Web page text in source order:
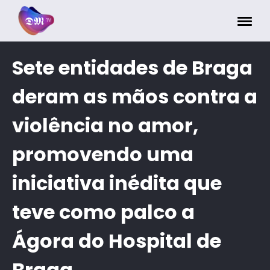
Sete entidades de Braga
deram as mãos contra a
violência no amor,
promovendo uma
iniciativa inédita que
teve como palco a
Ágora do Hospital de
Painel de Gerenciamento de Cookies